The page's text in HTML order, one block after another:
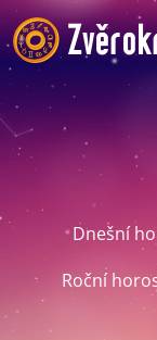
Dnešní
Roční